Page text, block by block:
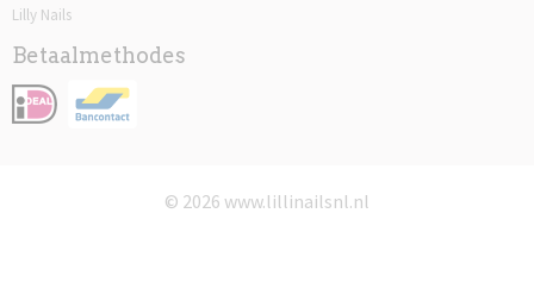
Lilly Nails
Betaalmethodes
© 2026 www.lillinailsnl.nl